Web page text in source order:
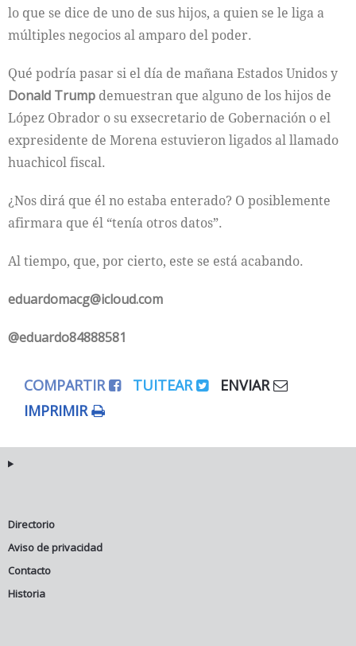
lo que se dice de uno de sus hijos, a quien se le liga a
múltiples negocios al amparo del poder.
Qué podría pasar si el día de mañana Estados Unidos y
Donald Trump demuestran que alguno de los hijos de
López Obrador o su exsecretario de Gobernación o el
expresidente de Morena estuvieron ligados al llamado
huachicol fiscal.
¿Nos dirá que él no estaba enterado? O posiblemente
afirmara que él “tenía otros datos”.
Al tiempo, que, por cierto, este se está acabando.
eduardomacg@icloud.com
@eduardo84888581
COMPARTIR TUITEAR
ENVIAR
IMPRIMIR
Directorio
Aviso de privacidad
Contacto
Historia